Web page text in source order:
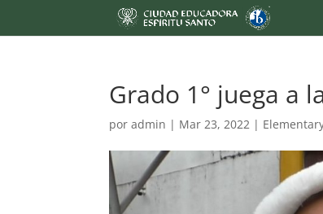
Grado 1° juega a
poradmin | Mar 23, 2022 |